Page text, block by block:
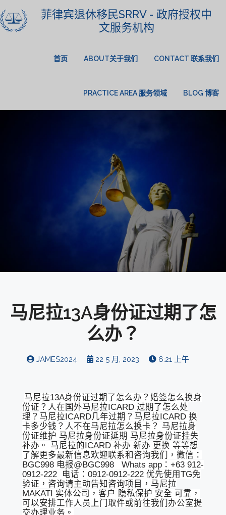
菲律宾退休移民SRRV - 政府授权中
文服务机构
首页 ABOUT关于我们 CONTACT 联系我们
PRACTICE AREA 服务领域 BLOG 博客
马尼拉13A身份证过期了怎
么办？
JAMES2024 22 5 月, 2023 6:21 上午
马尼拉13A身份证过期了怎么办？婚签怎么换身
份证？人在国外马尼拉ICARD 过期了怎么处
理？马尼拉ICARD几年过期？马尼拉ICARD 换
卡多少钱？人不在马尼拉怎么换卡？ 马尼拉身
份证维护 马尼拉身份证延期 马尼拉身份证挂失
补办。 马尼拉的ICARD 补办 新办 更换 等等想
了解更多最新信息欢迎联系和咨询我们，微信：
BGC998 电报@BGC998 Whats app：+63 912-
0912-222 电话：0912-0912-222 优先使用TG免
验证，咨询请主动告知咨询项目，马尼拉
MAKATI 实体公司，客户 隐私保护 安全 可靠，
可以安排工作人员上门取件或前往我们办公室提
交办理业务。